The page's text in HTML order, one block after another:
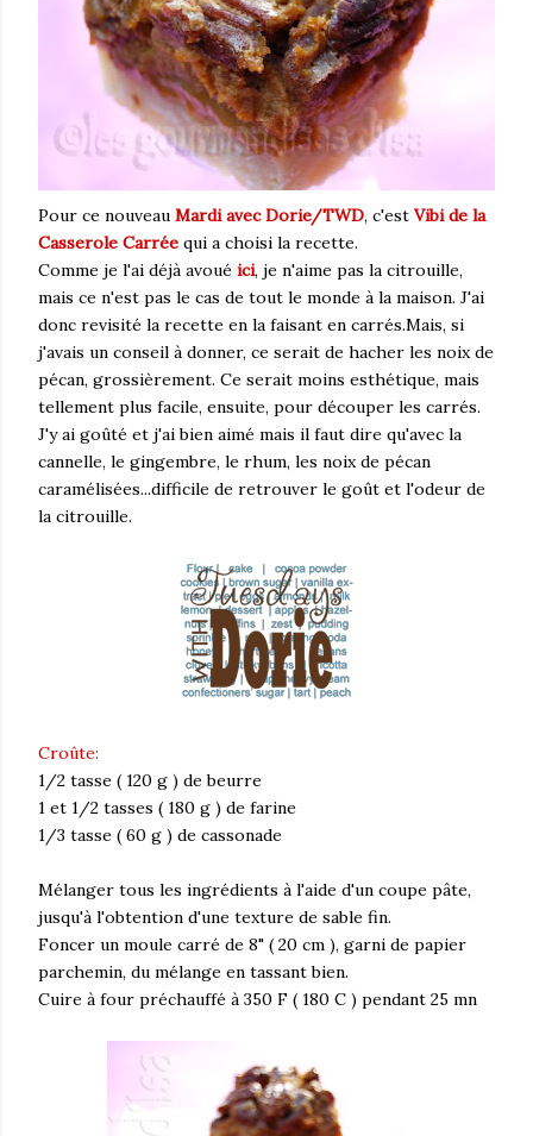
Pour ce nouveau Mardi avec Dorie/TWD, c'est Vibi de la
Casserole Carrée qui a choisi la recette.
Comme je l'ai déjà avoué ici, je n'aime pas la citrouille,
mais ce n'est pas le cas de tout le monde à la maison. J'ai
donc revisité la recette en la faisant en carrés.Mais, si
j'avais un conseil à donner, ce serait de hacher les noix de
pécan, grossièrement. Ce serait moins esthétique, mais
tellement plus facile, ensuite, pour découper les carrés.
J'y ai goûté et j'ai bien aimé mais il faut dire qu'avec la
cannelle, le gingembre, le rhum, les noix de pécan
caramélisées...difficile de retrouver le goût et l'odeur de
la citrouille.
Croûte:
1/2 tasse ( 120 g ) de beurre
1 et 1/2 tasses ( 180 g ) de farine
1/3 tasse ( 60 g ) de cassonade
Mélanger tous les ingrédients à l'aide d'un coupe pâte,
jusqu'à l'obtention d'une texture de sable fin.
Foncer un moule carré de 8" ( 20 cm ), garni de papier
parchemin, du mélange en tassant bien.
Cuire à four préchauffé à 350 F ( 180 C ) pendant 25 mn